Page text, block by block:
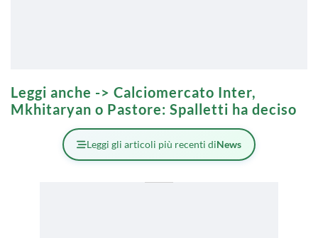
Leggi anche -> Calciomercato Inter,
Mkhitaryan o Pastore: Spalletti ha deciso
Leggi gli articoli più recenti diNews